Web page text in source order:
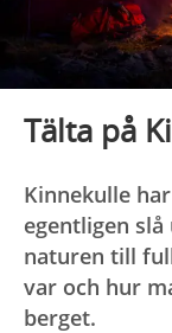
Tälta på
Kinnekulle
egentligen
naturen till
var och hur
berget.